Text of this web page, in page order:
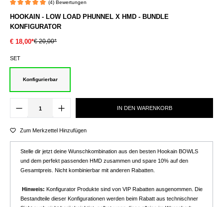
(4) Bewertungen
HOOKAIN - LOW LOAD PHUNNEL X HMD - BUNDLE
KONFIGURATOR
€ 18,00*€ 20,00*
SET
Konfigurierbar
IN DEN WARENKORB
Zum Merkzettel Hinzufügen
Stelle dir jetzt deine Wunschkombination aus den besten Hookain BOWLS
und dem perfekt passenden HMD zusammen und spare 10% auf den
Gesamtpreis. Nicht kombinierbar mit anderen Rabatten.
Hinweis: Konfigurator Produkte sind von VIP Rabatten ausgenommen. Die
Bestandteile dieser Konfigurationen werden beim Rabatt aus technischner